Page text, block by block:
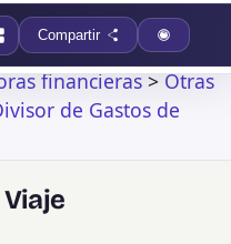
Compartir
financieras>Otras
de Gastos de